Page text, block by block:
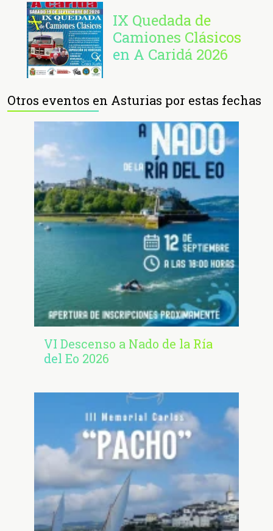
IX Quedada de
Camiones Clásicos
en A Caridá 2026
Otros eventos en Asturias por estas fechas
VI Descenso a Nado de la Ría
del Eo 2026